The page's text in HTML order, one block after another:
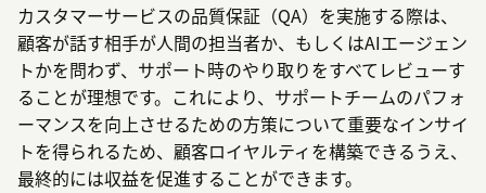
カスタマーサービスの品質保証（QA）を実施する際は、
顧客が話す相手が人間の担当者か、もしくはAIエージェン
トかを問わず、サポート時のやり取りをすべてレビューす
ることが理想です。これにより、サポートチームのパフォ
ーマンスを向上させるための方策について重要なインサイ
トを得られるため、顧客ロイヤルティを構築できるうえ、
最終的には収益を促進することができます。